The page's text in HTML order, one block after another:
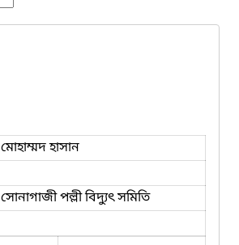
মোহাম্মদ হাসান
সোনাগাজী পল্লী বিদ্যুৎ সমিতি